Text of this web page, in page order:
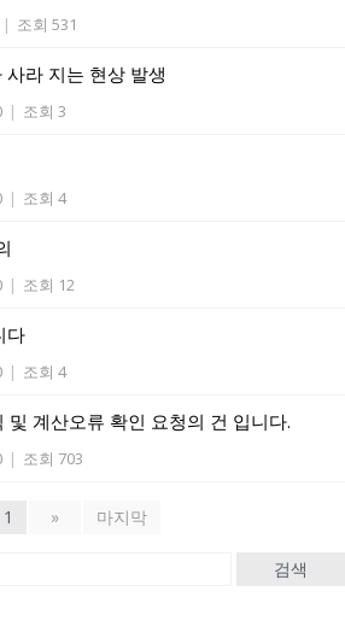
| 조회 531
라 지는 현상 발생
| 조회 3
| 조회 4
| 조회 12
다
| 조회 4
및 계산오류 확인 요청의 건 입니다.
| 조회 703
1 » 마지막
검색